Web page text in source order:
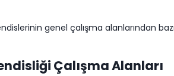
genel çalışma alanlarından
Çalışma Alanları